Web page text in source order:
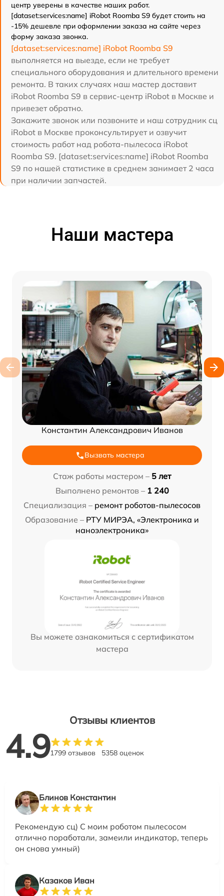
центр уверены в качестве наших работ.
[dataset:services:name] iRobot Roomba S9 будет стоить на
-15% дешевле при оформлении заказа на сайте через
форму заказа звонка.
[dataset:services:name] iRobot Roomba S9
выполняется на выезде, если не требует
специального оборудования и длительного времени
ремонта. В таких случаях наш мастер доставит
iRobot Roomba S9 в сервис-центр iRobot в Москве и
привезет обратно.
Закажите звонок или позвоните и наш сотрудник сц
iRobot в Москве проконсультирует и озвучит
стоимость работ над робота-пылесоса iRobot
Roomba S9. [dataset:services:name] iRobot Roomba
S9 по нашей статистике в среднем занимает 2 часа
при наличии запчастей.
Наши мастера
Константин Александрович Иванов
Вызвать мастера
Стаж работы мастером – 5 лет
Выполнено ремонтов – 1 240
Специализация – ремонт роботов-пылесосов
Образование – РТУ МИРЭА, «Электроника и
наноэлектроника»
Вы можете ознакомиться с сертификатом
мастера
Отзывы клиентов
4.91799 отзывов 5358 оценок
Блинов Константин
Рекомендую сц) С моим роботом пылесосом
отлично поработали, замеили индикатор, теперь
он снова умный)
Казаков Иван